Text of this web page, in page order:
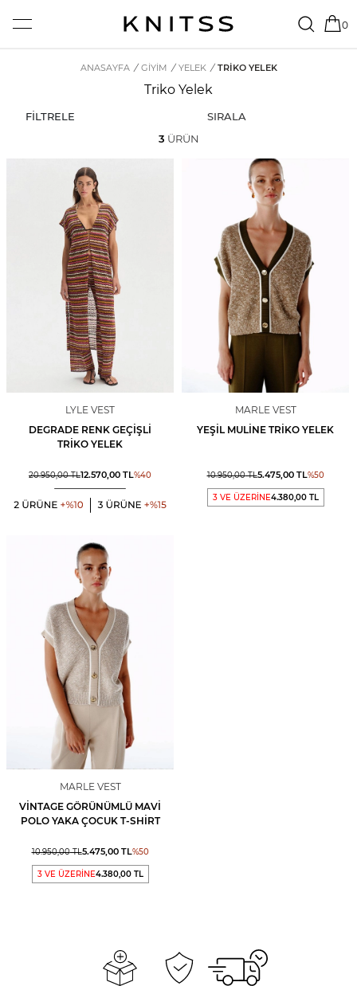
0
ANASAYFA / GİYİM / YELEK / TRIKO YELEK
Triko Yelek
FİLTRELE
SIRALA
3 ÜRÜN
LYLE VEST
DEGRADE RENK GEÇIŞLI
TRIKO YELEK
20.950,00TL12.570,00 TL%40
MARLE VEST
YEŞIL MULINE TRIKO YELEK
10.950,00TL5.475,00TL%50
3 VE ÜZERİNE4.380,00 TL
MARLE VEST
VINTAGE GÖRÜNÜMLÜ MAVI
POLO YAKA ÇOCUK T-SHIRT
10.950,00TL5.475,00TL%50
3 VE ÜZERİNE4.380,00 TL